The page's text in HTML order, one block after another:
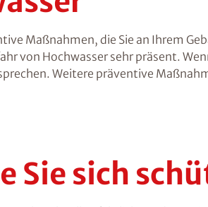
Maßnahmen, die Sie an Ihrem
von Hochwasser sehr präsent.
Weitere präventive
Sie sich